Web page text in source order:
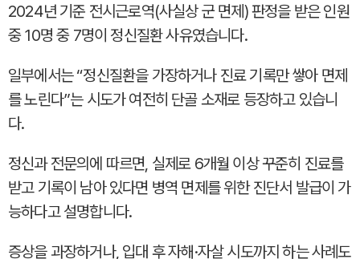
2024년 기준 전시근로역(사실상 군 면제) 판정을 받은 인원
중 10명 중 7명이 정신질환 사유였습니다.
일부에서는 “정신질환을 가장하거나 진료 기록만 쌓아 면제
를 노린다”는 시도가 여전히 단골 소재로 등장하고 있습니
다.
정신과 전문의에 따르면, 실제로 6개월 이상 꾸준히 진료를
받고 기록이 남아 있다면 병역 면제를 위한 진단서 발급이 가
능하다고 설명합니다.
증상을 과장하거나, 입대 후 자해·자살 시도까지 하는 사례도